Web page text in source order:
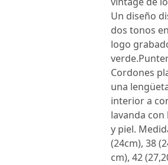
Un diseño
dos tonos
logo
Cordones
una
interior a
lavanda
y piel.
(24cm), 38
cm), 42